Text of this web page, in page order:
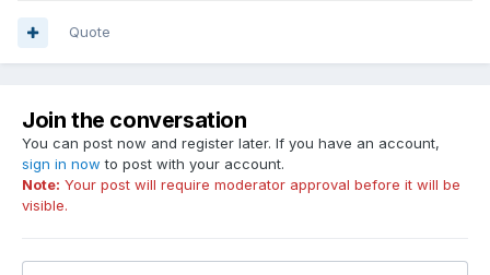
Quote
Join the conversation
You can post now and register later. If you have an account,
sign in now to post with your account.
Note: Your post will require moderator approval before it will be
visible.